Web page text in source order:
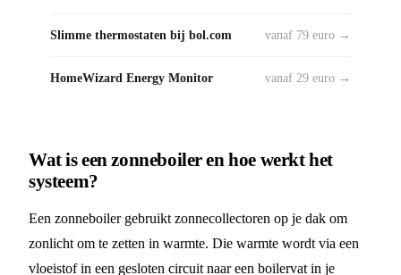
Slimme thermostaten bij bol.com vanaf 79 euro →
HomeWizard Energy Monitor vanaf 29 euro →
Wat is een zonneboiler en hoe werkt het
systeem?
Een zonneboiler gebruikt zonnecollectoren op je dak om
zonlicht om te zetten in warmte. Die warmte wordt via een
vloeistof in een gesloten circuit naar een boilervat in je